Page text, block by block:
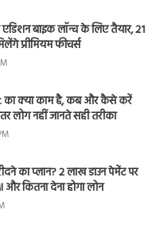
बाइक लॉन्च के लिए तैयार, 21
प्रीमियम फीचर्स
का क्या काम है, कब और कैसे करें
लोग नहीं जानते सही तरीका
का प्लान? 2 लाख डाउन पेमेंट पर
कितना देना होगा लोन